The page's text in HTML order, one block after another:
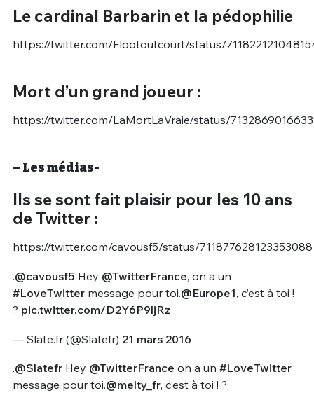
Le cardinal Barbarin et la pédophilie
https://twitter.com/Flootoutcourt/status/
Mort d’un grand joueur :
https://twitter.com/LaMortLaVraie/status/
– Les médias-
Ils se sont fait plaisir pour les 10 ans
de Twitter :
https://twitter.com/cavousf5/status/711877628123353088
.@cavousf5 Hey @TwitterFrance, on a un
#LoveTwittermessage pour toi.@Europe1, c’est à toi !
? pic.twitter.com/D2Y6P9ljRz
— Slate.fr (@Slatefr) 21 mars 2016
.@SlatefrHey @TwitterFrance on a un #LoveTwitter
message pour toi.@melty_fr, c’est à toi ! ?